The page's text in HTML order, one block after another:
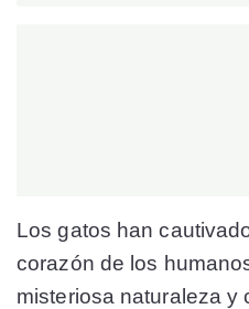
Los gatos han
corazón de los
misteriosa naturaleza y